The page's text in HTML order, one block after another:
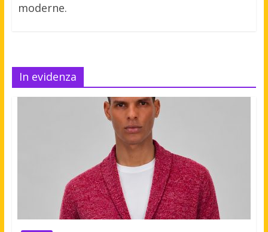
moderne.
In evidenza